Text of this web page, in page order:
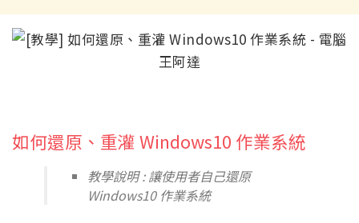
如何還原、重灌 Windows10 作業系統
教學說明 : 讓使用者自己還原
Windows10 作業系統